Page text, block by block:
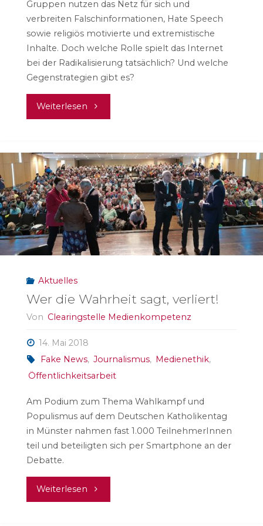
Gruppen nutzen das Netz für sich und
verbreiten Falschinformationen, Hate Speech
sowie religiös motivierte und extremistische
Inhalte. Doch welche Rolle spielt das Internet
bei der Radikalisierung tatsächlich? Und welche
Gegenstrategien gibt es?
Weiterlesen "Digital
Die
Attraktion
des
Extremen"
Aktuelles
Wer die Wahrheit sagt, verliert!
Von Clearingstelle Medienkompetenz
14. Mai 2018
Fake News, Journalismus, Medienethik,
Öffentlichkeitsarbeit
Am Podium zum Thema Wahlkampf und
Populismus auf dem Deutschen Katholikentag
in Münster nahmen fast 1.000 TeilnehmerInnen
teil und beteiligten sich per Smartphone an der
Debatte.
Weiterlesen "Wer